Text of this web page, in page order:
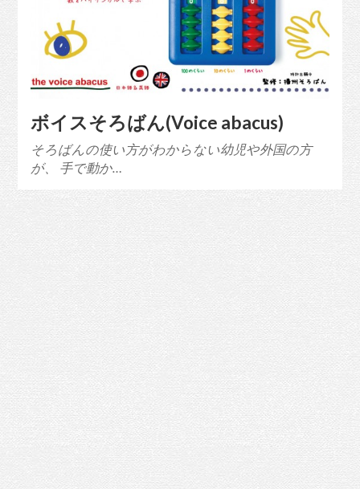
ボイスそろばん(Voice abacus)
そろばんの使い方がわからない幼児や外国の方
が、 手で動か…